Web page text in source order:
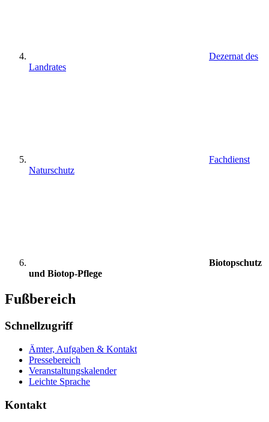
Dezernat des
Landrates
Fachdienst
Naturschutz
Biotopschutz
und Biotop-Pflege
Fußbereich
Schnellzugriff
Ämter, Aufgaben & Kontakt
Pressebereich
Veranstaltungskalender
Leichte Sprache
Kontakt